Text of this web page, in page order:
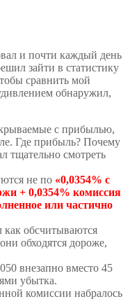
и почти каждый день
зайти в статистику
сравнить мой
обнаружил,
с прибылью,
Где прибыль? Почему
тщательно смотреть
не по «0,0354% с
+ 0,0354% комиссия
или частично
как обсчитываются
обходятся дороже,
внезапно вместо 45
убытка.
комиссии набралось